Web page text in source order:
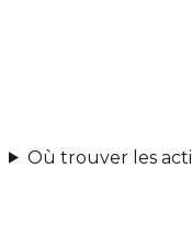
Où trouver les